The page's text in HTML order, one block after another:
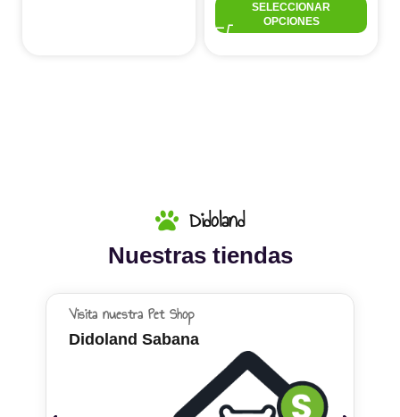
SELECCIONAR
OPCIONES
Didoland
Nuestras tiendas
Visita nuestra Pet Shop
Didoland Sabana